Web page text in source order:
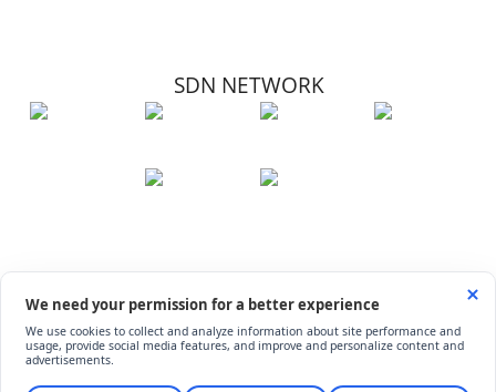
SDN NETWORK